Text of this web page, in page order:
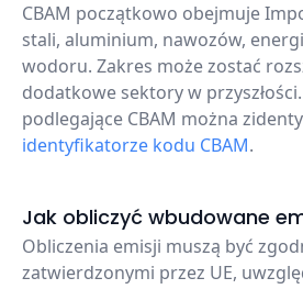
CBAM początkowo obejmuje
stali, aluminium, nawozów,
wodoru. Zakres może zostać
dodatkowe sektory w
podlegające CBAM można
identyfikatorze kodu CBAM.
Jak obliczyć wbudowane
Obliczenia emisji muszą być
zatwierdzonymi przez UE,